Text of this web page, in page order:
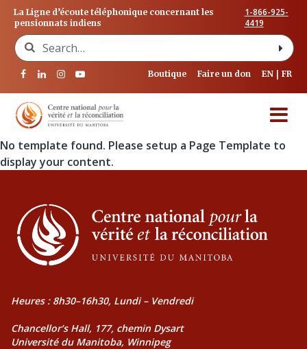
La Ligne d’écoute téléphonique concernant les
pensionnats indiens
1-866-925-
4419
Search for:
Boutique Faire un don EN FR
No template found. Please setup a Page Template to
display your content.
Heures : 8h30–16h30, Lundi – Vendredi
Chancellor’s Hall, 177, chemin Dysart
Université du Manitoba, Winnipeg